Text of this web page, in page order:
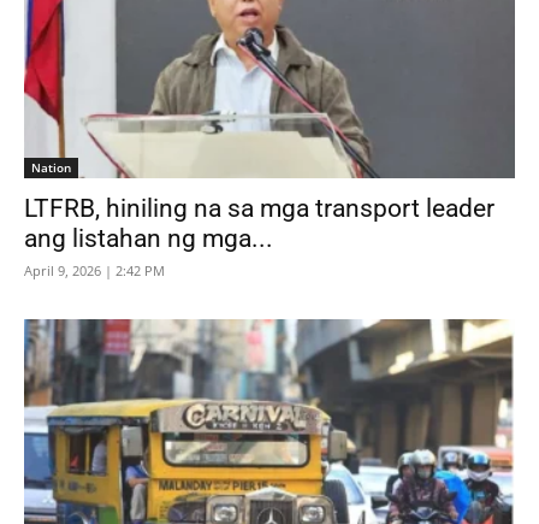
Nation
LTFRB, hiniling na sa mga transport leader
ang listahan ng mga...
April 9, 2026 | 2:42 PM